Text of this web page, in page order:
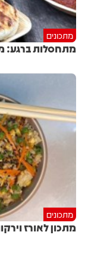
מתכונים
מתחסלות ברגע:
מתכונים
מתכון לאורז